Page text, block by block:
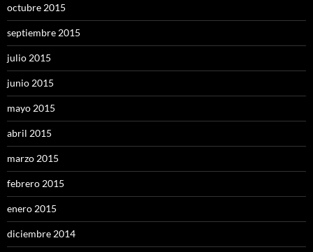
octubre 2015
septiembre 2015
julio 2015
junio 2015
mayo 2015
abril 2015
marzo 2015
febrero 2015
enero 2015
diciembre 2014